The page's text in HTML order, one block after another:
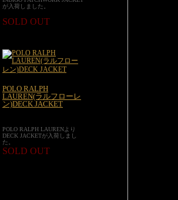
が入荷しました。
SOLD OUT
POLO RALPH
LAUREN(ラルフローレ
ン)DECK JACKET
POLO RALPH LAURENより
DECK JACKETが入荷しまし
た。
SOLD OUT